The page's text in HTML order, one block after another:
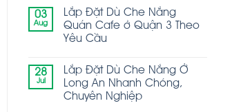
03
Aug
Lắp Đặt Dù Che Nắng
Quán Cafe ở Quận 3 Theo
Yêu Cầu
28
Jul
Lắp Đặt Dù Che Nắng Ở
Long An Nhanh Chóng,
Chuyên Nghiệp